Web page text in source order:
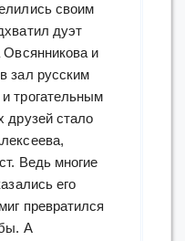
своим
дуэт
Овсянникова и
зал русским
трогательным
друзей стало
Ведь многие
его
превратился
А